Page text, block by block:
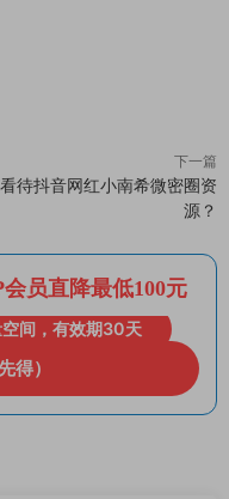
下一篇
待抖音网红小南希微密圈资
源？
员直降最低100元
间，有效期30天
得）